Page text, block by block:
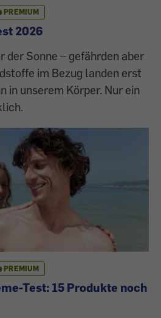
PREMIUM
2026
der Sonne – gefährden aber
im Bezug landen erst
in unserem Körper. Nur ein
PREMIUM
Test: 15 Produkte noch